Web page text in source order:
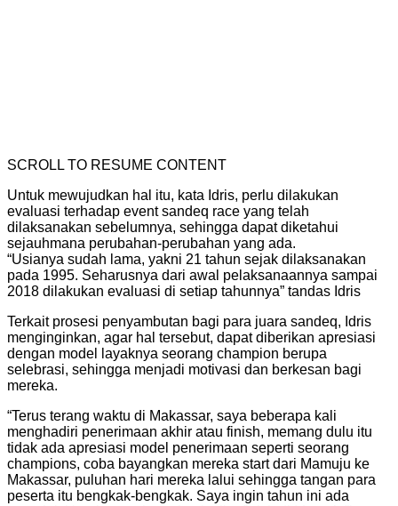
SCROLL TO RESUME CONTENT
Untuk mewujudkan hal itu, kata Idris, perlu dilakukan
evaluasi terhadap event sandeq race yang telah
dilaksanakan sebelumnya, sehingga dapat diketahui
sejauhmana perubahan-perubahan yang ada.
“Usianya sudah lama, yakni 21 tahun sejak dilaksanakan
pada 1995. Seharusnya dari awal pelaksanaannya sampai
2018 dilakukan evaluasi di setiap tahunnya” tandas Idris
Terkait prosesi penyambutan bagi para juara sandeq, Idris
menginginkan, agar hal tersebut, dapat diberikan apresiasi
dengan model layaknya seorang champion berupa
selebrasi, sehingga menjadi motivasi dan berkesan bagi
mereka.
“Terus terang waktu di Makassar, saya beberapa kali
menghadiri penerimaan akhir atau finish, memang dulu itu
tidak ada apresiasi model penerimaan seperti seorang
champions, coba bayangkan mereka start dari Mamuju ke
Makassar, puluhan hari mereka lalui sehingga tangan para
peserta itu bengkak-bengkak. Saya ingin tahun ini ada